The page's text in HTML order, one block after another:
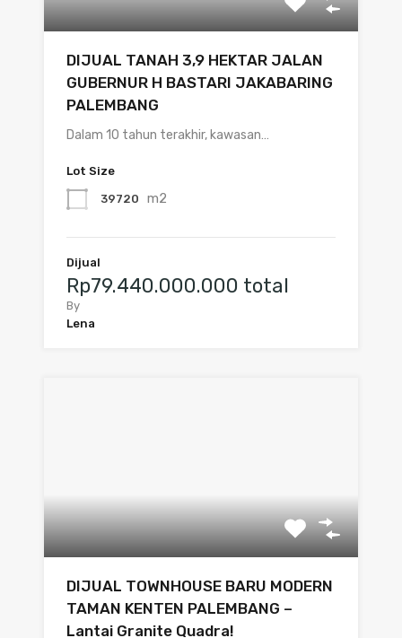
DIJUAL TANAH 3,9 HEKTAR JALAN
GUBERNUR H BASTARI JAKABARING
PALEMBANG
Dalam 10 tahun terakhir, kawasan…
Lot Size
39720 m2
Dijual
Rp79.440.000.000 total
By
Lena
DIJUAL TOWNHOUSE BARU MODERN
TAMAN KENTEN PALEMBANG –
Lantai Granite Quadra!